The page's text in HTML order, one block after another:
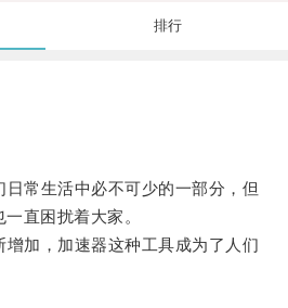
排行
常生活中必不可少的一部分，但
直困扰着大家。
加，加速器这种工具成为了人们